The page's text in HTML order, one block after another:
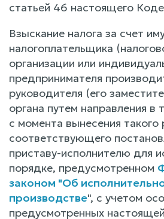
статьей 46 настоящего
Взыскание налога за счет
налогоплательщика
организации или
предпринимателя
руководителя (его
органа путем направления в
с момента вынесения такого
соответствующего
приставу-исполнителю для
порядке, предусмотренном
законом "Об
производстве", с учетом
предусмотренных